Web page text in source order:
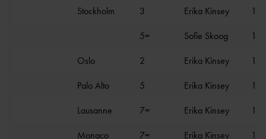
Stockholm
3 Erika Kinsey
5=
Sofie Skoog
Oslo
2 Erika Kinsey
Palo Alto
5 Erika Kinsey
Lausanne
7= Erika Kinsey
Monaco
7= Erika Kinsey